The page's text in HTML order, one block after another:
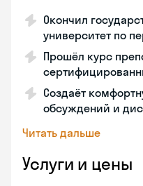
Окончил
университет по
Прошёл курс
Создаёт
обсуждений и
Читать дальше
Услуги и цены